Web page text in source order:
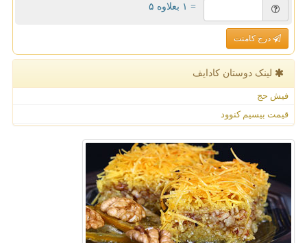
= ۱ بعلاوه ۵
درج کامنت
لینک دوستان كادایف
فیش حج
قیمت بیسیم کنوود